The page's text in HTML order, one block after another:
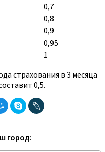
0,7
0,8
0,9
0,95
1
страхования в 3 месяца
0,5.
город: